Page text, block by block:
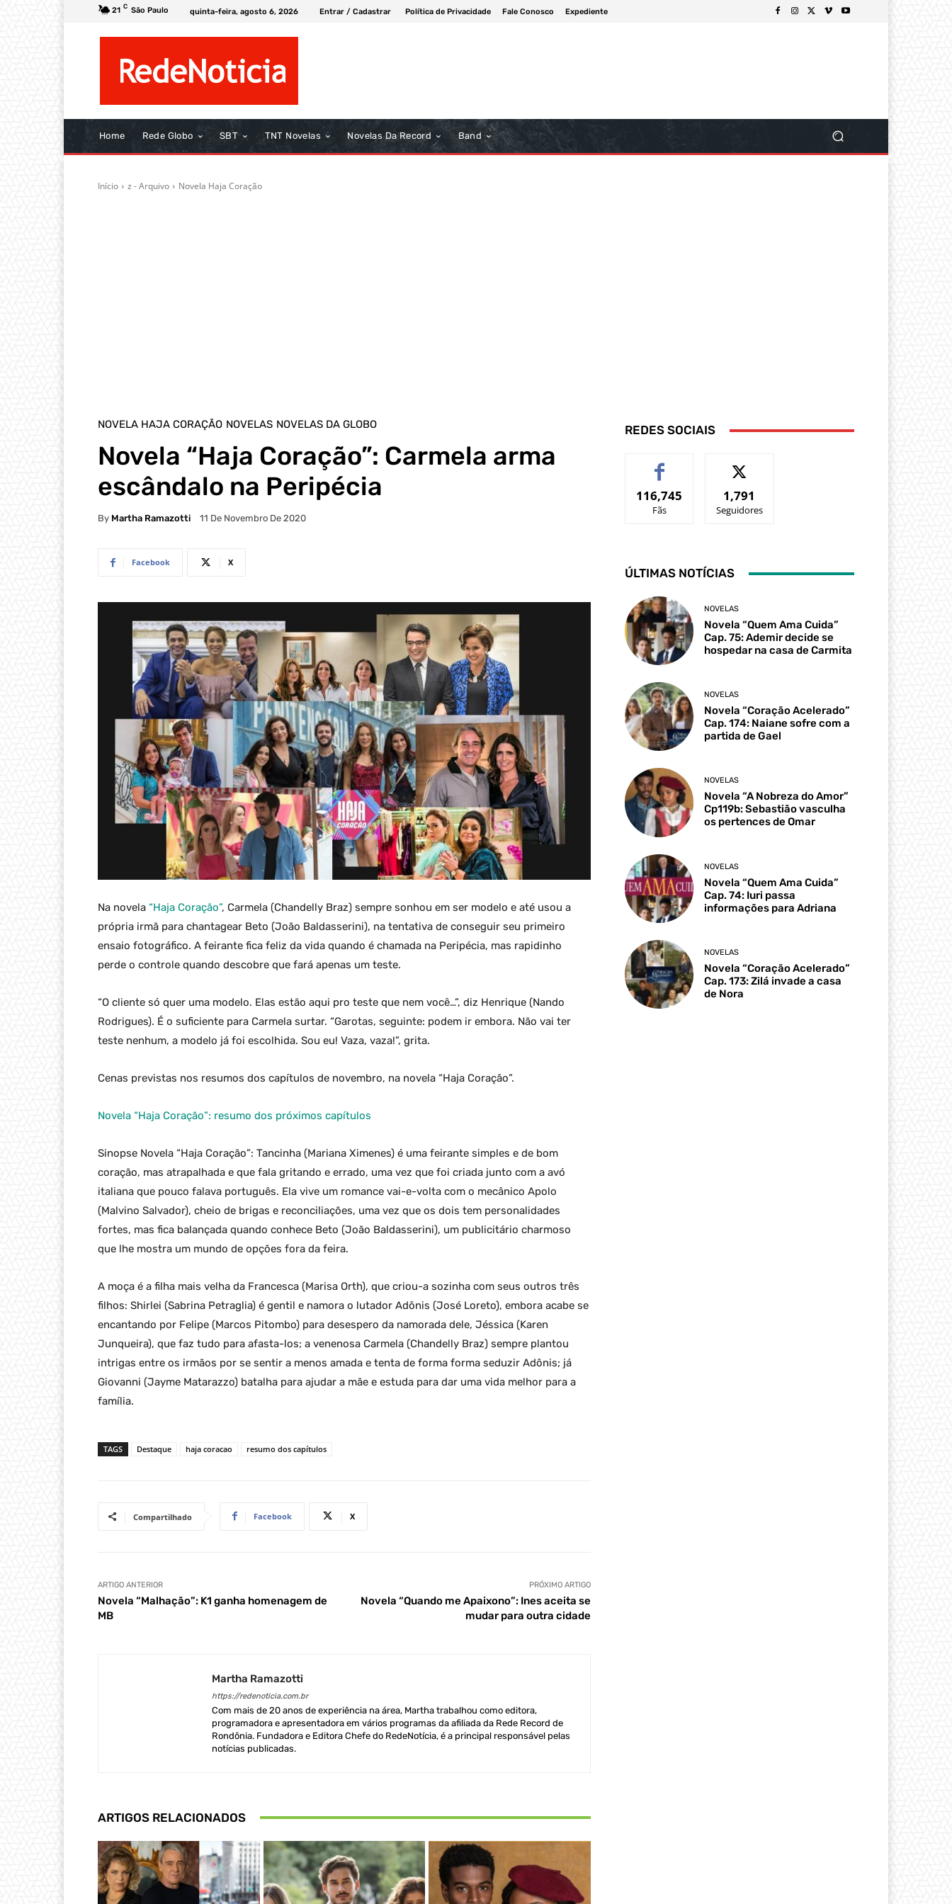
21 C São Paulo quinta-feira, agosto 6, 2026 Entrar / Cadastrar Política de Privacidade Fale Conosco Expediente
Home Rede Globo SBT TNT Novelas Novelas Da Record Band
Início z - Arquivo Novela Haja Coração
NOVELA HAJA CORAÇÃO NOVELAS NOVELAS DA GLOBO
Novela “Haja Coração”: Carmela arma
escândalo na Peripécia
By Martha Ramazotti 11 De Novembro De 2020
Facebook X
Na novela “Haja Coração”, Carmela (Chandelly Braz) sempre sonhou em ser modelo e até usou a
própria irmã para chantagear Beto (João Baldasserini), na tentativa de conseguir seu primeiro
ensaio fotográfico. A feirante fica feliz da vida quando é chamada na Peripécia, mas rapidinho
perde o controle quando descobre que fará apenas um teste.
“O cliente só quer uma modelo. Elas estão aqui pro teste que nem você…”, diz Henrique (Nando
Rodrigues). É o suficiente para Carmela surtar. “Garotas, seguinte: podem ir embora. Não vai ter
teste nenhum, a modelo já foi escolhida. Sou eu! Vaza, vaza!”, grita.
Cenas previstas nos resumos dos capítulos de novembro, na novela “Haja Coração”.
Novela “Haja Coração”: resumo dos próximos capítulos
Sinopse Novela “Haja Coração”: Tancinha (Mariana Ximenes) é uma feirante simples e de bom
coração, mas atrapalhada e que fala gritando e errado, uma vez que foi criada junto com a avó
italiana que pouco falava português. Ela vive um romance vai-e-volta com o mecânico Apolo
(Malvino Salvador), cheio de brigas e reconciliações, uma vez que os dois tem personalidades
fortes, mas fica balançada quando conhece Beto (João Baldasserini), um publicitário charmoso
que lhe mostra um mundo de opções fora da feira.
A moça é a filha mais velha da Francesca (Marisa Orth), que criou-a sozinha com seus outros três
filhos: Shirlei (Sabrina Petraglia) é gentil e namora o lutador Adônis (José Loreto), embora acabe se
encantando por Felipe (Marcos Pitombo) para desespero da namorada dele, Jéssica (Karen
Junqueira), que faz tudo para afasta-los; a venenosa Carmela (Chandelly Braz) sempre plantou
intrigas entre os irmãos por se sentir a menos amada e tenta de forma forma seduzir Adônis; já
Giovanni (Jayme Matarazzo) batalha para ajudar a mãe e estuda para dar uma vida melhor para a
família.
TAGS Destaque haja coracao resumo dos capítulos
Compartilhado Facebook X
ARTIGO ANTERIOR
Novela “Malhação”: K1 ganha homenagem de
MB
PRÓXIMO ARTIGO
Novela “Quando me Apaixono”: Ines aceita se
mudar para outra cidade
Martha Ramazotti
https://redenoticia.com.br
Com mais de 20 anos de experiência na área, Martha trabalhou como editora,
programadora e apresentadora em vários programas da afiliada da Rede Record de
Rondônia. Fundadora e Editora Chefe do RedeNotícia, é a principal responsável pelas
notícias publicadas.
ARTIGOS RELACIONADOS
REDES SOCIAIS
116,745
Fãs
1,791
Seguidores
ÚLTIMAS NOTÍCIAS
NOVELAS
Novela “Quem Ama Cuida”
Cap. 75: Ademir decide se
hospedar na casa de Carmita
NOVELAS
Novela “Coração Acelerado”
Cap. 174: Naiane sofre com a
partida de Gael
NOVELAS
Novela “A Nobreza do Amor”
Cp119b: Sebastião vasculha
os pertences de Omar
NOVELAS
Novela “Quem Ama Cuida”
Cap. 74: Iuri passa
informações para Adriana
NOVELAS
Novela “Coração Acelerado”
Cap. 173: Zilá invade a casa
de Nora